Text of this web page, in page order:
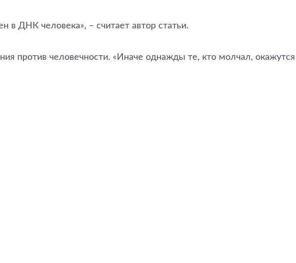
в ДНК человека», – считает автор статьи.
против человечности. «Иначе однажды те, кто молчал, окажутся